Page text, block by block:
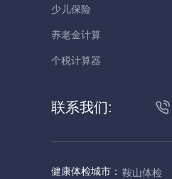
少儿保险
养老金计算
个税计算器
联系我们:
健康体检城市： 鞍山体检